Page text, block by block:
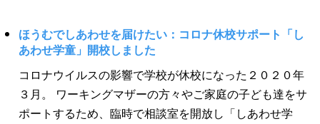
人申告登記のメリットとして、①相続登記の義務化の対
象となる者について、②所有権を取得したことを知って
から３年以内に、③法務局に「相続人申告登記」をした
場合に過料が科されなくなります。 ＜相続人申告登記の
メリット＞ ①相続登記の義務化の対象となる者について
染対策を行っております。何卒ご理解の程お願い申し上
げます。 ほうむでしあわせをお届けできるよう万全の
体制で業務を執り行っております。 ご安心の上お問い合
わせください。 フリーダイヤル：０１２０－４１４－８
７４（よいよ ...
ほうむでしあわせを届けたい：コロナ休校サポート「し
あわせ学童」開校しました
コロナウイルスの影響で学校が休校になった２０２０年
３月。 ワーキングマザーの方々やご家庭の子ども達をサ
ポートするため、臨時で相談室を開放し「しあわせ学